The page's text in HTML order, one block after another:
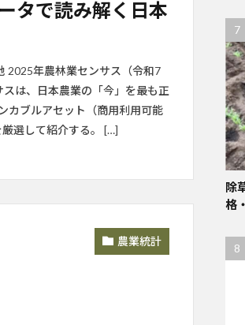
タで読み解く日本
2025年農林業センサス（令和7
は、日本農業の「今」を最も正
カブルアセット（商用利用可能
選して紹介する。 […]
農業統計
除
格